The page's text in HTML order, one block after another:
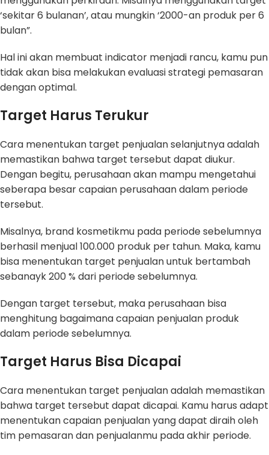
‘sekitar 6 bulanan’, atau mungkin ‘2000-an produk per 6
bulan”.
Hal ini akan membuat indicator menjadi rancu, kamu pun
tidak akan bisa melakukan evaluasi strategi pemasaran
dengan optimal.
Target Harus Terukur
Cara menentukan target penjualan selanjutnya adalah
memastikan bahwa target tersebut dapat diukur.
Dengan begitu, perusahaan akan mampu mengetahui
seberapa besar capaian perusahaan dalam periode
tersebut.
Misalnya, brand kosmetikmu pada periode sebelumnya
berhasil menjual 100.000 produk per tahun. Maka, kamu
bisa menentukan target penjualan untuk bertambah
sebanayk 200 % dari periode sebelumnya.
Dengan target tersebut, maka perusahaan bisa
menghitung bagaimana capaian penjualan produk
dalam periode sebelumnya.
Target Harus Bisa Dicapai
Cara menentukan target penjualan adalah memastikan
bahwa target tersebut dapat dicapai. Kamu harus adapt
menentukan capaian penjualan yang dapat diraih oleh
tim pemasaran dan penjualanmu pada akhir periode.